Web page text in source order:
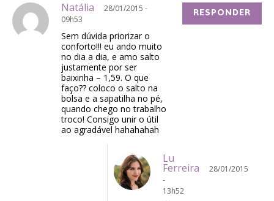
Natália
28/01/2015 -
09h53
Sem dúvida priorizar o
conforto!!! eu ando muito
no dia a dia, e amo salto
justamente por ser
baixinha – 1,59. O que
faço?? coloco o salto na
bolsa e a sapatilha no pé,
quando chego no trabalho
troco! Consigo unir o útil
ao agradável hahahahah
RESPONDER
Lu
Ferreira
28/01/2015
-
13h52